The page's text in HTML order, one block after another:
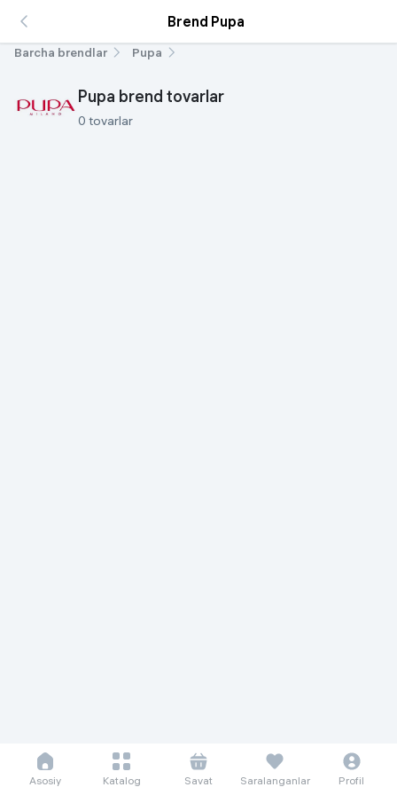
Brend Pupa
Barcha brendlar Pupa
Pupa brend tovarlar
0 tovarlar
Asosiy Katalog Savat Saralanganlar Profil